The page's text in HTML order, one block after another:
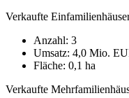
Verkaufte
Anzahl: 3
Umsatz: 4,0 Mio.
Fläche: 0,1 ha
Verkaufte